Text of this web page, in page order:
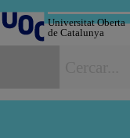
al
contingut
Universitat Oberta
de Catalunya